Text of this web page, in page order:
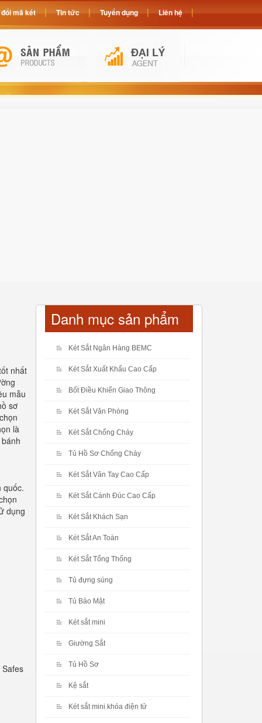
nhất
mẫu
sơ
là
quốc.
dụng
Danh mục sản phẩm
Két Sắt Ngân Hàng BEMC
Két Sắt Xuất Khẩu Cao Cấp
Bốt Điều Khiển Giao Thông
Két Sắt Văn Phòng
Két Sắt Chống Cháy
Tủ Hồ Sơ Chống Cháy
Két Sắt Vân Tay Cao Cấp
Két Sắt Cánh Đúc Cao Cấp
Két Sắt Khách Sạn
Két Sắt An Toàn
Két Sắt Tổng Thống
Tủ đựng súng
Tủ Bảo Mật
Két sắt mini
Giường Sắt
Tủ Hồ Sơ
Kệ sắt
Két sắt mini khóa điện tử
mã két Tin tức Tuyển dụng Liên hệ